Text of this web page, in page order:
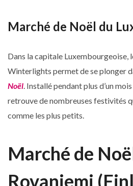
Marché de Noël du
Dans la capitale Luxembourgeoise,
Winterlights permet de se plonger
Noël. Installé pendant plus d’un
retrouve de nombreuses festivités
comme les plus petits.
Marché de
Rovaniemi